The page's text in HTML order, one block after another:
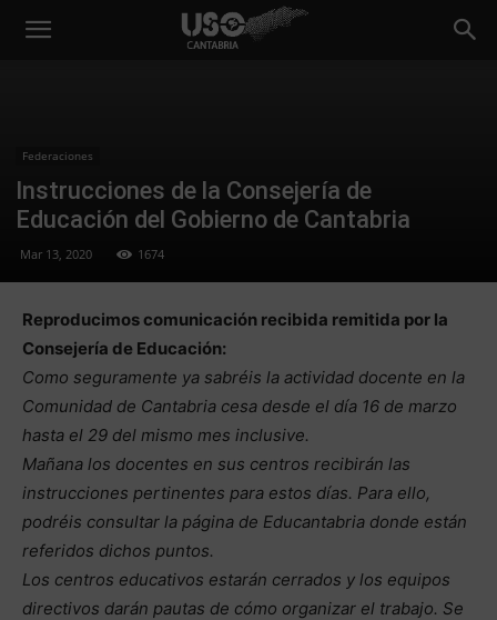
Federaciones
Instrucciones de la Consejería de
Educación del Gobierno de Cantabria
Mar 13, 2020 1674
Reproducimos comunicación recibida remitida por la
Consejería de Educación:
Como seguramente ya sabréis la actividad docente en la
Comunidad de Cantabria cesa desde el día 16 de marzo
hasta el 29 del mismo mes inclusive.
Mañana los docentes en sus centros recibirán las
instrucciones pertinentes para estos días. Para ello,
podréis consultar la página de Educantabria donde están
referidos dichos puntos.
Los centros educativos estarán cerrados y los equipos
directivos darán pautas de cómo organizar el trabajo. Se